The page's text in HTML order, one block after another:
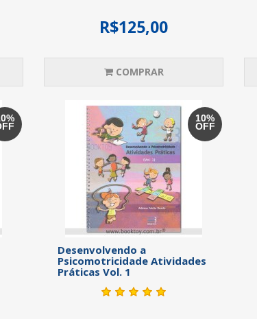
R$125,00
COMPRAR
10%
OFF
Desenvolvendo a
Psicomotricidade Atividades
Práticas Vol. 1